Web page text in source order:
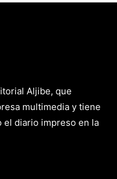
Aljibe, que
multimedia y tiene
diario impreso en la